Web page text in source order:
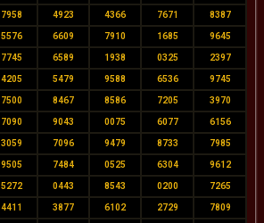
7958 4923 4366 7671 8387
5576 6609 7910 1685 9645
7745 6589 1938 0325 2397
4205 5479 9588 6536 9745
7500 8467 8586 7205 3970
7090 9043 0075 6077 6156
3059 7096 9479 8733 7985
9505 7484 0525 6304 9612
5272 0443 8543 0200 7265
4411 3877 6102 2729 7809